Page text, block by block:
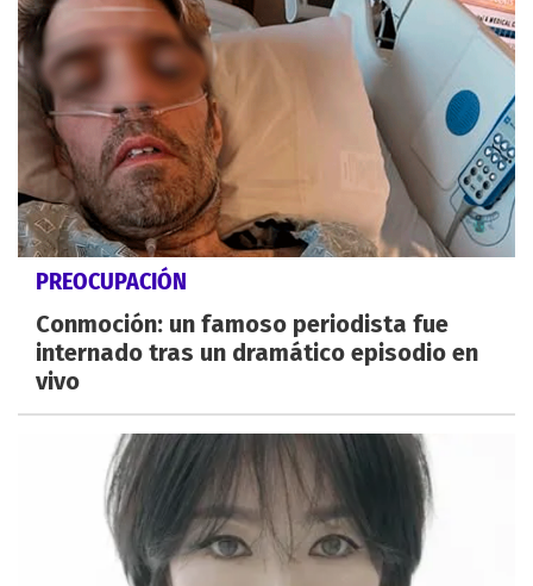
PREOCUPACIÓN
Conmoción: un famoso periodista fue
internado tras un dramático episodio en
vivo